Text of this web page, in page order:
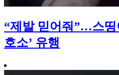
“제발 믿어줘”…스띵
호소’ 유행